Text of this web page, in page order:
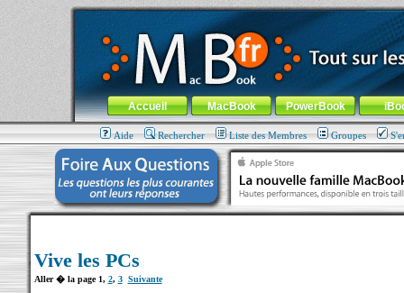
MacBook-fr.com : 100% Apple... 100% nomade !
Aller au contenu-Aller au menu général-Aller au menu de
Menu général
Accueil MacBook PowerBook
Aide Rechercher Liste des Membres Groupes
Vive les PCs
Aller � la page 1, 2, 3 Suivante